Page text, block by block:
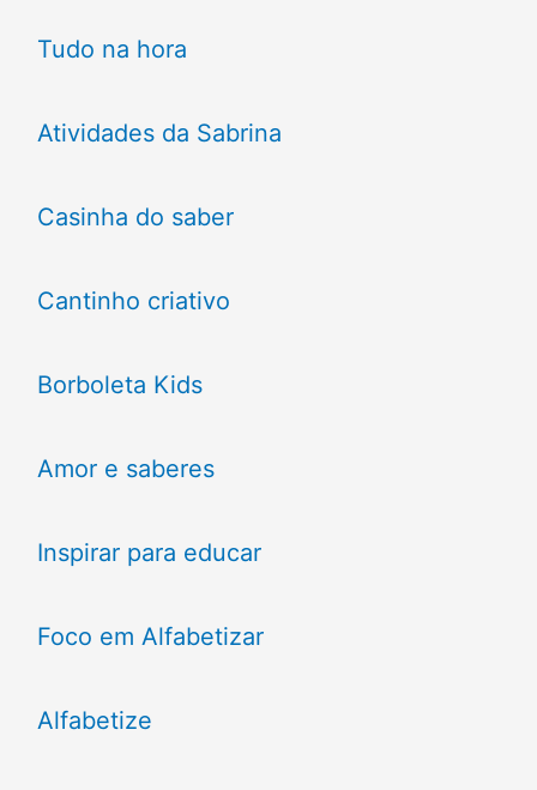
Tudo na hora
Atividades da Sabrina
Casinha do saber
Cantinho criativo
Borboleta Kids
Amor e saberes
Inspirar para educar
Foco em Alfabetizar
Alfabetize